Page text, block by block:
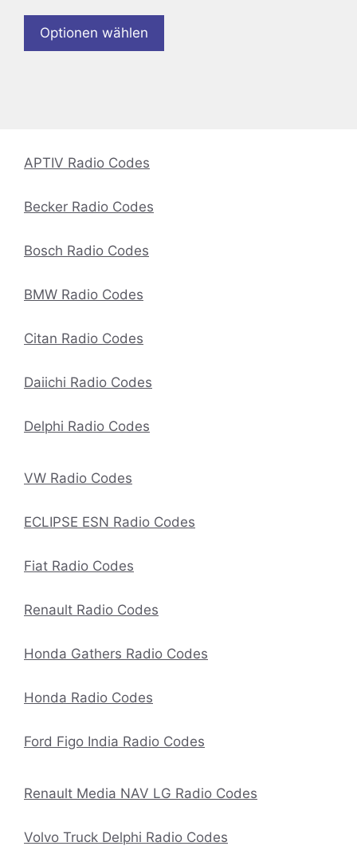
Optionen wählen
APTIV Radio Codes
Becker Radio Codes
Bosch Radio Codes
BMW Radio Codes
Citan Radio Codes
Daiichi Radio Codes
Delphi Radio Codes
VW Radio Codes
ECLIPSE ESN Radio Codes
Fiat Radio Codes
Renault Radio Codes
Honda Gathers Radio Codes
Honda Radio Codes
Ford Figo India Radio Codes
Renault Media NAV LG Radio Codes
Volvo Truck Delphi Radio Codes